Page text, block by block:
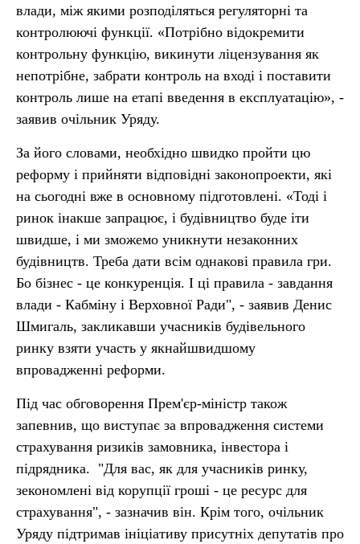
влади, між якими розподіляться регуляторні та
контролюючі функції. «Потрібно відокремити
контрольну функцію, викинути ліцензування як
непотрібне, забрати контроль на вході і поставити
контроль лише на етапі введення в експлуатацію», -
заявив очільник Уряду.
За його словами, необхідно швидко пройти цю
реформу і прийняти відповідні законопроекти, які
на сьогодні вже в основному підготовлені. «Тоді і
ринок інакше запрацює, і будівництво буде іти
швидше, і ми зможемо уникнути незаконних
будівництв. Треба дати всім однакові правила гри.
Бо бізнес - це конкуренція. І ці правила - завдання
влади - Кабміну і Верховної Ради", - заявив Денис
Шмигаль, закликавши учасників будівельного
ринку взяти участь у якнайшвидшому
впровадженні реформи.
Під час обговорення Прем'єр-міністр також
запевнив, що виступає за впровадження системи
страхування ризиків замовника, інвестора і
підрядника. "Для вас, як для учасників ринку,
зекономлені від корупції гроші - це ресурс для
страхування", - зазначив він. Крім того, очільник
Уряду підтримав ініціативу присутніх депутатів про